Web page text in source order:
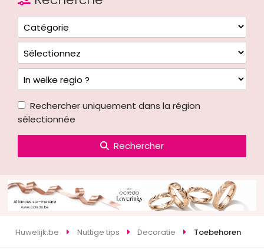
Rechercher uniquement dans la région
sélectionnée
Rechercher
Huwelijk.be Nuttige tips Decoratie Toebehoren